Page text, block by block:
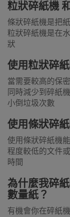
粒狀碎紙機
條狀碎紙機是把
粒狀碎紙機是在
狀
使用粒狀碎
當需要較高的保
同時減少到碎紙
小倒垃圾次數
使用條狀碎
使用條狀碎紙機
程度較低的文件
時間
為什麼我碎
數量紙？
有機會你在碎紙